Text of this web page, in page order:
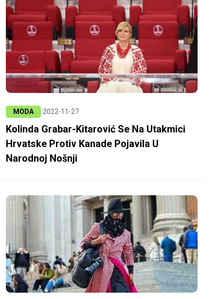
MODA 2022-11-27
Kolinda Grabar-Kitarović Se Na Utakmici
Hrvatske Protiv Kanade Pojavila U
Narodnoj Nošnji